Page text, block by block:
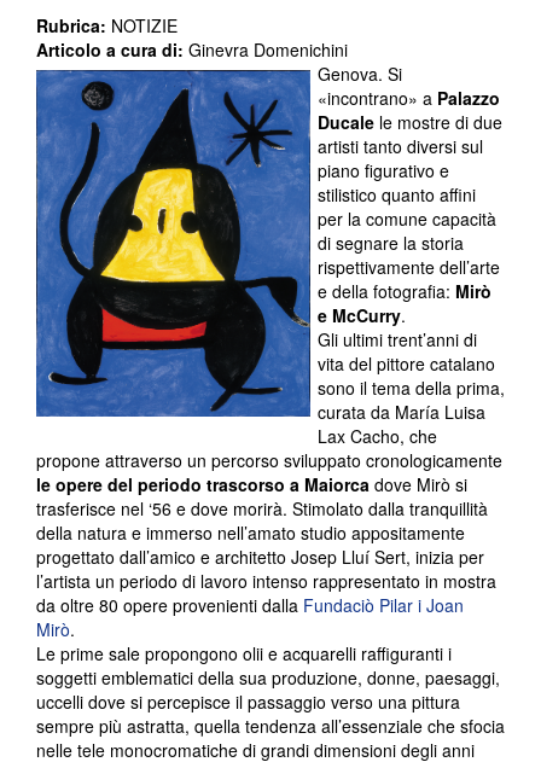
Rubrica: NOTIZIE
Articolo a cura di: Ginevra Domenichini
Genova. Si
«incontrano» a Palazzo
Ducalele mostre di due
artisti tanto diversi sul
piano figurativo e
stilistico quanto affini
per la comune capacità
di segnare la storia
rispettivamente dell’arte
e della fotografia: Mirò
e McCurry.
Gli ultimi trent’anni di
vita del pittore catalano
sono il tema della prima,
curata da María Luisa
Lax Cacho, che
propone attraverso un percorso sviluppato cronologicamente
le opere del periodo trascorso a Maiorca dove Mirò si
trasferisce nel ‘56 e dove morirà. Stimolato dalla tranquillità
della natura e immerso nell’amato studio appositamente
progettato dall’amico e architetto Josep Lluí Sert, inizia per
l’artista un periodo di lavoro intenso rappresentato in mostra
da oltre 80 opere provenienti dalla Fundaciò Pilar i Joan
Mirò.
Le prime sale propongono olii e acquarelli raffiguranti i
soggetti emblematici della sua produzione, donne, paesaggi,
uccelli dove si percepisce il passaggio verso una pittura
sempre più astratta, quella tendenza all’essenziale che sfocia
nelle tele monocromatiche di grandi dimensioni degli anni